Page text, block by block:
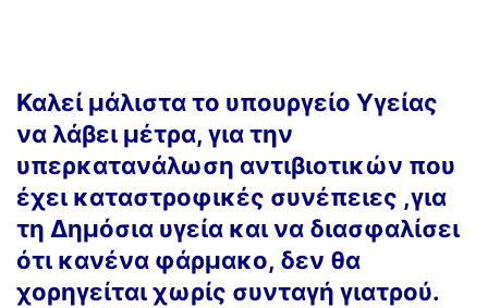
Καλεί μάλιστα το υπουργείο Υγείας
να λάβει μέτρα, για την
υπερκατανάλωση αντιβιοτικών που
έχει καταστροφικές συνέπειες ,για
τη Δημόσια υγεία και να διασφαλίσει
ότι κανένα φάρμακο, δεν θα
χορηγείται χωρίς συνταγή γιατρού.